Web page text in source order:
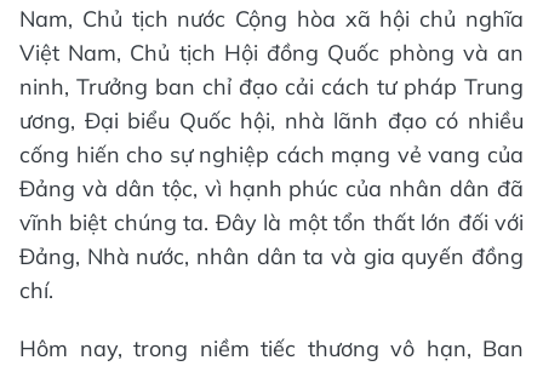
Nam, Chủ tịch nước Cộng hòa xã hội chủ nghĩa
Việt Nam, Chủ tịch Hội đồng Quốc phòng và an
ninh, Trưởng ban chỉ đạo cải cách tư pháp Trung
ương, Đại biểu Quốc hội, nhà lãnh đạo có nhiều
cống hiến cho sự nghiệp cách mạng vẻ vang của
Đảng và dân tộc, vì hạnh phúc của nhân dân đã
vĩnh biệt chúng ta. Đây là một tổn thất lớn đối với
Đảng, Nhà nước, nhân dân ta và gia quyến đồng
chí.
Hôm nay, trong niềm tiếc thương vô hạn, Ban